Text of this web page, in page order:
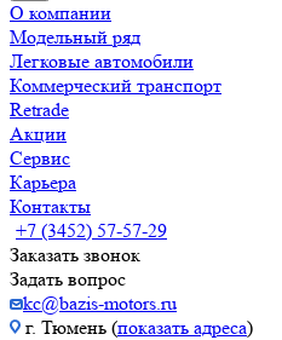
О компании
Модельный ряд
Легковые автомобили
Коммерческий транспорт
Retrade
Акции
Сервис
Карьера
Контакты
+7 (3452) 57-57-29
Заказать звонок
Задать вопрос
kc@bazis-motors.ru
г. Тюмень (показать адреса)